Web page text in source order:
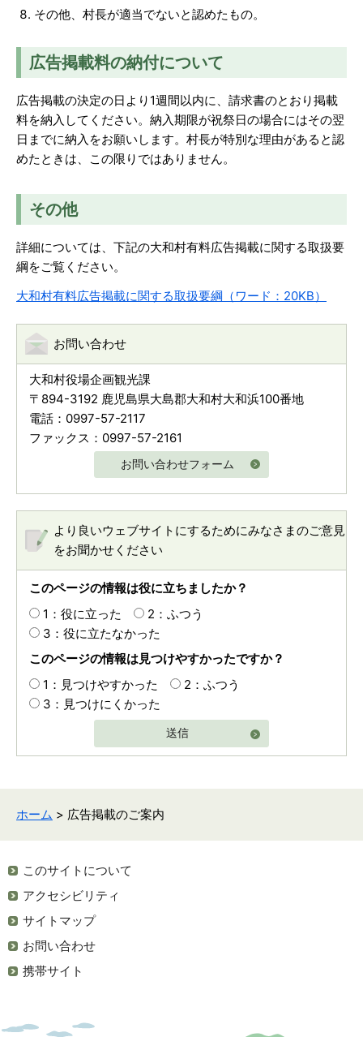
その他、村長が適当でないと認めたもの。
広告掲載料の納付について
広告掲載の決定の日より1週間以内に、請求書のとおり掲載
料を納入してください。納入期限が祝祭日の場合にはその翌
日までに納入をお願いします。村長が特別な理由があると認
めたときは、この限りではありません。
その他
詳細については、下記の大和村有料広告掲載に関する取扱要
綱をご覧ください。
大和村有料広告掲載に関する取扱要綱（ワード：20KB）
お問い合わせ
大和村役場企画観光課
〒894-3192 鹿児島県大島郡大和村大和浜100番地
電話：0997-57-2117
ファックス：0997-57-2161
お問い合わせフォーム
より良いウェブサイトにするためにみなさまのご意見
をお聞かせください
このページの情報は役に立ちましたか？
1：役に立った
2：ふつう
3：役に立たなかった
このページの情報は見つけやすかったですか？
1：見つけやすかった
2：ふつう
3：見つけにくかった
送信
ホーム > 広告掲載のご案内
このサイトについて
アクセシビリティ
サイトマップ
お問い合わせ
携帯サイト